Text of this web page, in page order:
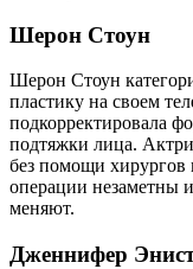
Шерон Стоун
Шерон Стоун
пластику на своем
подкорректировала
подтяжки лица.
без помощи хирургов
операции незаметны
меняют.
Дженнифер